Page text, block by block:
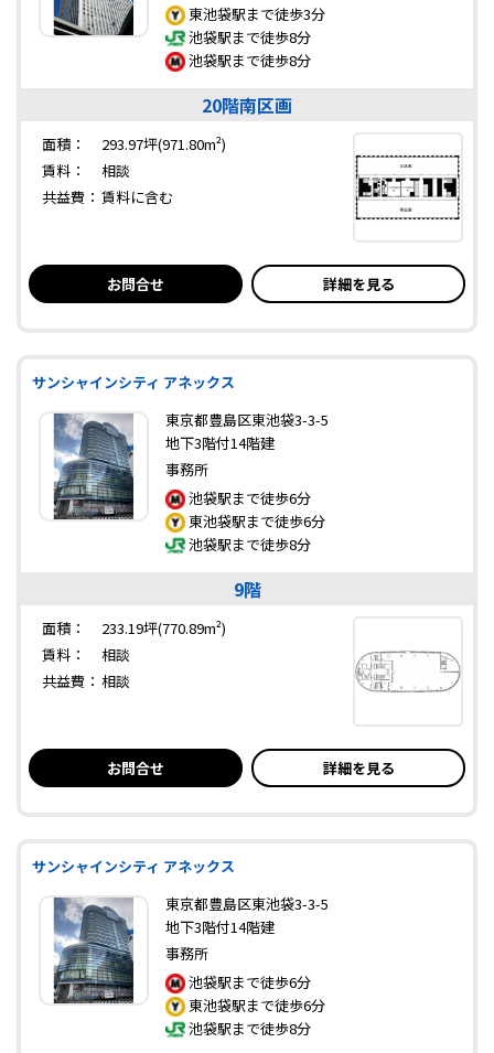
東池袋駅まで徒歩3分
池袋駅まで徒歩8分
池袋駅まで徒歩8分
20階南区画
面積：
293.97坪(971.80m²)
賃料：
相談
共益費： 賃料に含む
お問合せ 詳細を見る
サンシャインシティ アネックス
東京都豊島区東池袋3-3-5
地下3階付14階建
事務所
池袋駅まで徒歩6分
東池袋駅まで徒歩6分
池袋駅まで徒歩8分
9階
面積：
233.19坪(770.89m²)
賃料：
相談
共益費： 相談
お問合せ 詳細を見る
サンシャインシティ アネックス
東京都豊島区東池袋3-3-5
地下3階付14階建
事務所
池袋駅まで徒歩6分
東池袋駅まで徒歩6分
池袋駅まで徒歩8分